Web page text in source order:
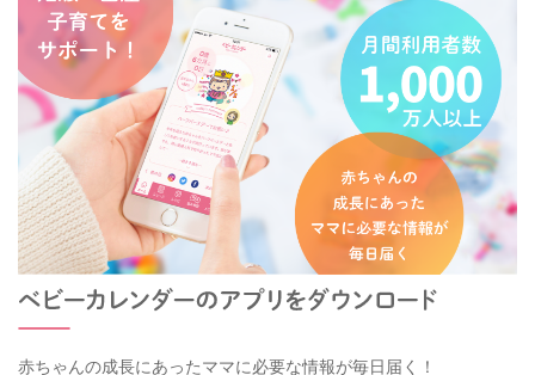
赤ちゃんの成長にあったママに必要な情報が毎日届く！